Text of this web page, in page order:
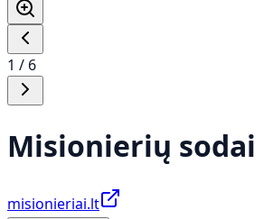
1 / 6
Misionierių sodai
misionieriai.lt